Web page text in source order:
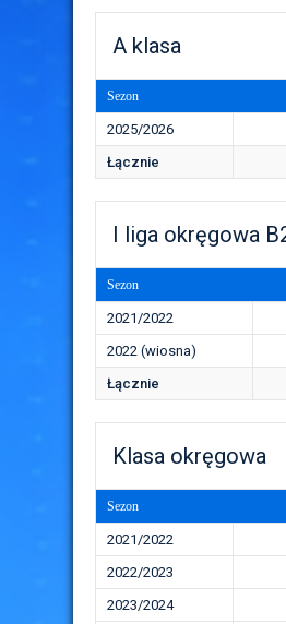
A klasa
Sezon
2025/2026
Łącznie
I liga okręgowa
Sezon
2021/2022
2022 (wiosna)
Łącznie
Klasa okręgowa
Sezon
2021/2022
2022/2023
2023/2024